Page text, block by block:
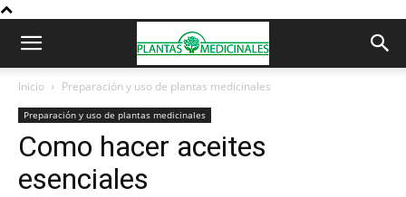
Inicio Preparación y uso de plantas medicinales
Preparación y uso de plantas medicinales
Como hacer aceites
esenciales